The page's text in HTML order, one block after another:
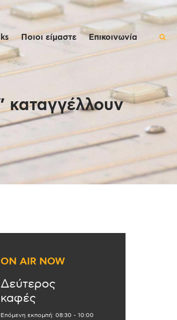
Ποιοι είμαστε Επικοινωνία
καταγγέλλουν
ON AIR NOW
Δεύτερος
καφές
Επόμενη εκπομπή: 08:30 - 10:00